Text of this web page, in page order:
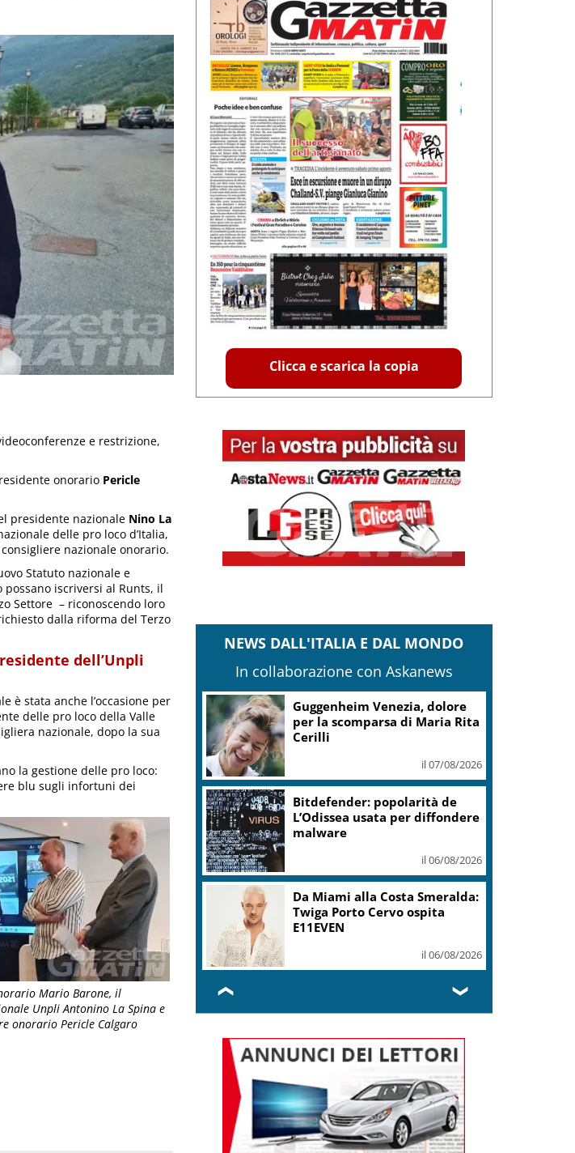
e restrizione,
onorario Pericle
presidente nazionale Nino La
delle pro loco d’Italia,
nazionale onorario.
Statuto nazionale e
iscriversi al Runts, il
Settore – riconoscendo loro
dalla riforma del Terzo
dell’Unpli
è stata anche l’occasione per
delle pro loco della Valle
nazionale, dopo la sua
la gestione delle pro loco:
blu sugli infortuni dei
Mario Barone, il
Unpli Antonino La Spina e
onorario Pericle Calgaro
Clicca e scarica la copia
NEWS DALL'ITALIA E DAL MONDO
In collaborazione con Askanews
Guggenheim Venezia, dolore
per la scomparsa di Maria Rita
Cerilli
il 07/08/2026
Bitdefender: popolarità de
L’Odissea usata per diffondere
malware
il 06/08/2026
Da Miami alla Costa Smeralda:
Twiga Porto Cervo ospita
E11EVEN
il 06/08/2026
❮ ❯